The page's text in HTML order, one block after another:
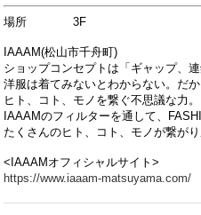
場所 3F
IAAAM(松山市千舟町)
ショップコンセプトは「ギャップ、連
洋服は着てみないとわからない。だか
ヒト、コト、モノを繋ぐ不思議な力。
IAAAMのフィルターを通して、
たくさんのヒト、コト、モノが繋が
<IAAAMオフィシャルサイト>
https://www.iaaam-matsuyama.com/